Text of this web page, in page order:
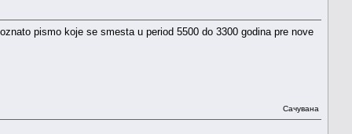
pismo koje se smesta u period 5500 do 3300 godina pre nove
Сачувана